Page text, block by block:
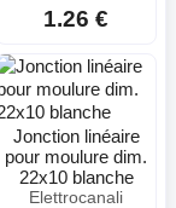
1.26 €
Jonction linéaire
pour moulure dim.
22x10 blanche
Elettrocanali